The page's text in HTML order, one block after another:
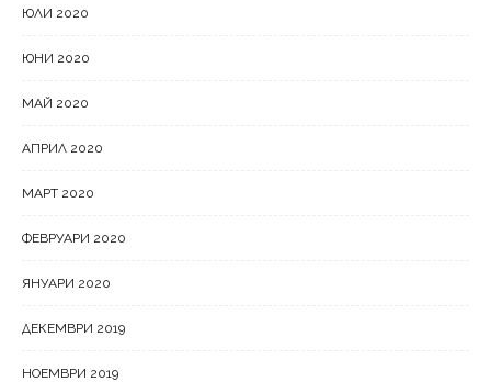
ЮЛИ 2020
ЮНИ 2020
МАЙ 2020
АПРИЛ 2020
МАРТ 2020
ФЕВРУАРИ 2020
ЯНУАРИ 2020
ДЕКЕМВРИ 2019
НОЕМВРИ 2019